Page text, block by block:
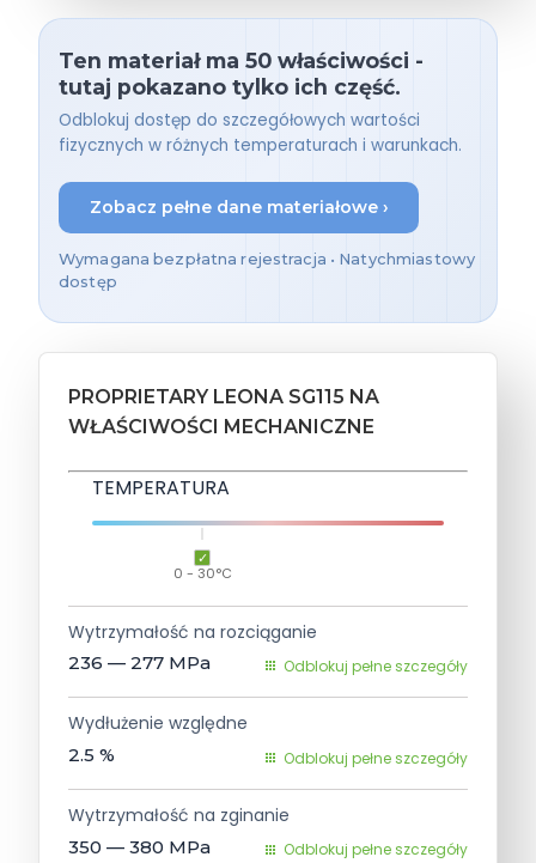
Ten materiał ma 50 właściwości -
tutaj pokazano tylko ich część.
Odblokuj dostęp do szczegółowych wartości
fizycznych w różnych temperaturach i warunkach.
Zobacz pełne dane materiałowe ›
Wymagana bezpłatna rejestracja • Natychmiastowy
dostęp
PROPRIETARY LEONA SG115 NA
WŁAŚCIWOŚCI MECHANICZNE
TEMPERATURA
0 - 30°C
Wytrzymałość na rozciąganie
236 — 277 MPa Odblokuj pełne szczegóły
Wydłużenie względne
2.5 % Odblokuj pełne szczegóły
Wytrzymałość na zginanie
350 — 380 MPa Odblokuj pełne szczegóły